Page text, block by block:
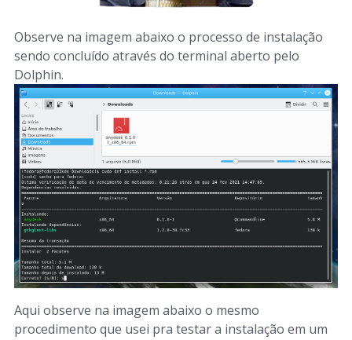
Observe na imagem abaixo o processo de instalação
sendo concluído através do terminal aberto pelo
Dolphin.
Aqui observe na imagem abaixo o mesmo
procedimento que usei pra testar a instalação em um